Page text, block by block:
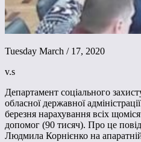
Tuesday March / 17, 2020
v.s
Департамент соціального
обласної державної
березня нарахування всіх
допомог (90 тисяч). Про це
Людмила Корнієнко на